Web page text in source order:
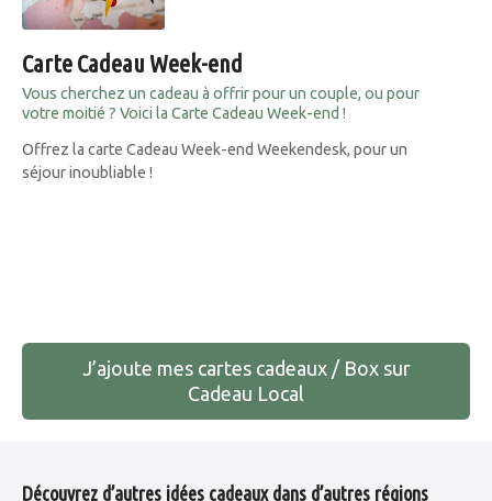
Carte Cadeau Week-end
Vous cherchez un cadeau à offrir pour un couple, ou pour
votre moitié ? Voici la Carte Cadeau Week-end !
Offrez la carte Cadeau Week-end Weekendesk, pour un
séjour inoubliable !
a
g
J’ajoute mes cartes cadeaux / Box sur
Cadeau Local
Découvrez d’autres idées cadeaux dans d’autres régions